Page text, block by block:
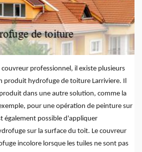
professionnel, il existe plusieurs
produit hydrofuge de toiture Larriviere. Il
dans une autre solution, comme la
pour une opération de peinture sur
également possible d'appliquer
sur la surface du toit. Le couvreur
incolore lorsque les tuiles ne sont pas